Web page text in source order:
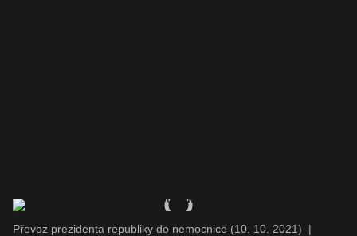
Převoz prezidenta republiky do nemocnice (10. 10. 2021)
|